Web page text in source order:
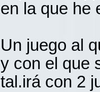
en la que he
Un juego al
y con el que
tal.irá con 2